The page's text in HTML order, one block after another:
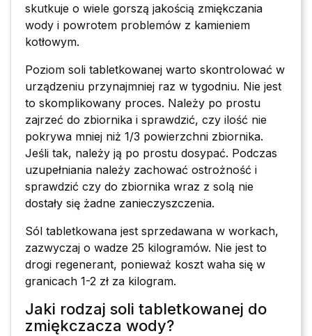
skutkuje o wiele gorszą jakością zmiękczania
wody i powrotem problemów z kamieniem
kotłowym.
Poziom soli tabletkowanej warto skontrolować w
urządzeniu przynajmniej raz w tygodniu. Nie jest
to skomplikowany proces. Należy po prostu
zajrzeć do zbiornika i sprawdzić, czy ilość nie
pokrywa mniej niż 1/3 powierzchni zbiornika.
Jeśli tak, należy ją po prostu dosypać. Podczas
uzupełniania należy zachować ostrożność i
sprawdzić czy do zbiornika wraz z solą nie
dostały się żadne zanieczyszczenia.
Sól tabletkowana jest sprzedawana w workach,
zazwyczaj o wadze 25 kilogramów. Nie jest to
drogi regenerant, ponieważ koszt waha się w
granicach 1-2 zł za kilogram.
Jaki rodzaj soli tabletkowanej do
zmiękczacza wody?